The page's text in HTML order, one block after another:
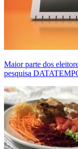
Maior parte dos
pesquisa